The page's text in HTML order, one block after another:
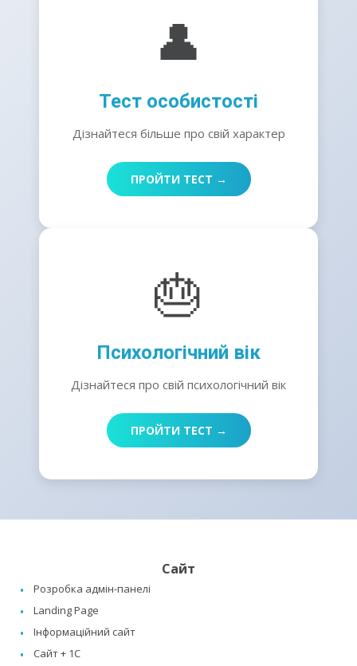
👤
Тест особистості
Дізнайтеся більше про свій характер
ПРОЙТИ ТЕСТ →
🎂
Психологічний вік
Дізнайтеся про свій психологічний вік
ПРОЙТИ ТЕСТ →
Сайт
Розробка адмін-панелі
Landing Page
Інформаційний сайт
Сайт + 1C